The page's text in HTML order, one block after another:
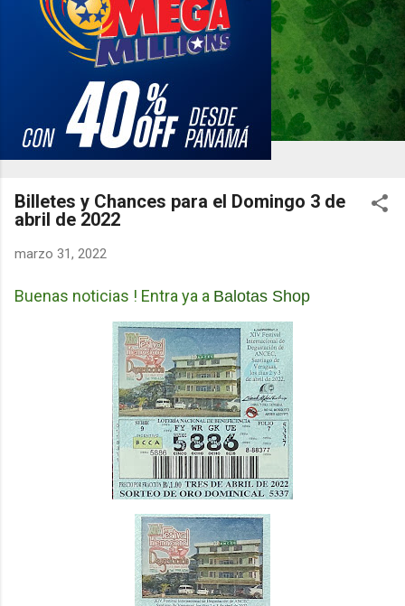
Billetes y Chances para el Domingo 3 de
abril de 2022
marzo 31, 2022
Buenas noticias ! Entra ya a Balotas Shop